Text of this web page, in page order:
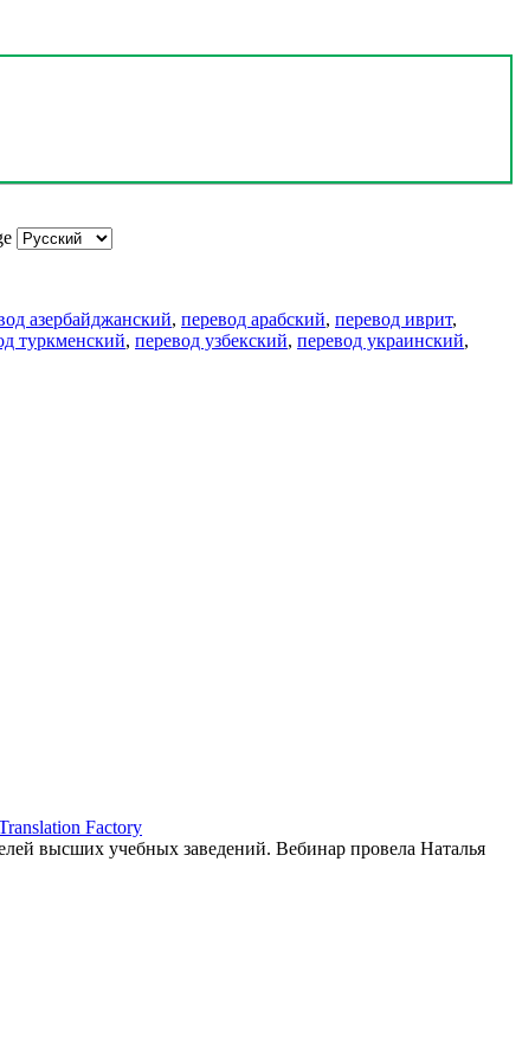
азербайджанский, перевод арабский, перевод иврит,
туркменский, перевод узбекский, перевод украинский,
Factory
высших учебных заведений. Вебинар провела Наталья